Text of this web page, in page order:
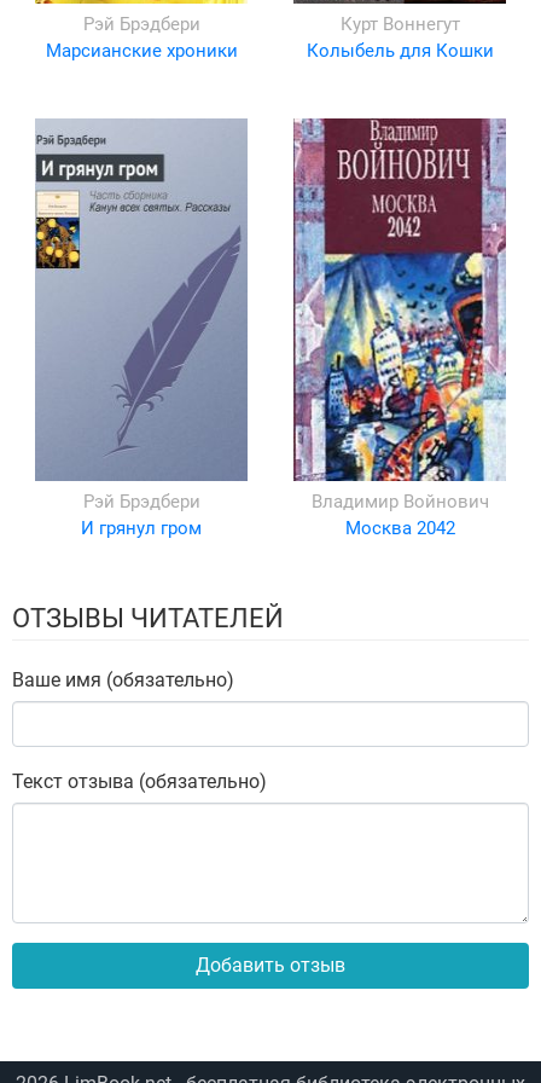
Рэй Брэдбери
Марсианские хроники
Курт Воннегут
Колыбель для Кошки
Рэй Брэдбери
И грянул гром
Владимир Войнович
Москва 2042
ОТЗЫВЫ ЧИТАТЕЛЕЙ
Ваше имя (обязательно)
Текст отзыва (обязательно)
Добавить отзыв